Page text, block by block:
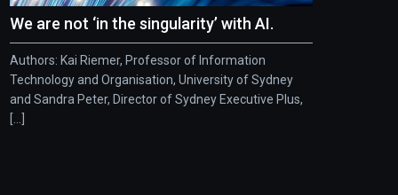
We are not ‘in the singularity’ with AI.
Authors: Kai Riemer, Professor of Information
Technology and Organisation, University of Sydney
and Sandra Peter, Director of Sydney Executive Plus,
[...]